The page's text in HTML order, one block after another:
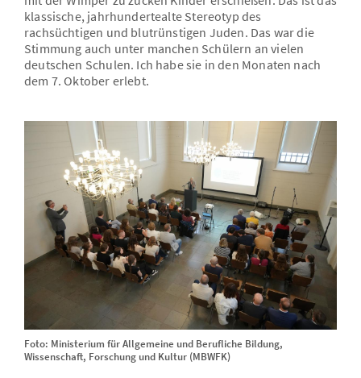
klassische, jahrhundertealte Stereotyp des
rachsüchtigen und blutrünstigen Juden. Das war die
Stimmung auch unter manchen Schülern an vielen
deutschen Schulen. Ich habe sie in den Monaten nach
dem 7. Oktober erlebt.
Foto: Ministerium für Allgemeine und Berufliche Bildung,
Wissenschaft, Forschung und Kultur (MBWFK)